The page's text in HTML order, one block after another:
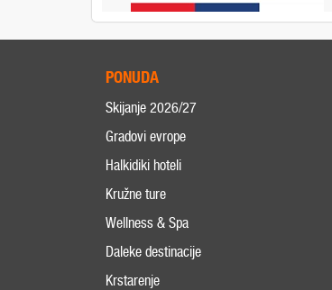
PONUDA
Skijanje 2026/27
Gradovi evrope
Halkidiki hoteli
Kružne ture
Wellness & Spa
Daleke destinacije
Krstarenje